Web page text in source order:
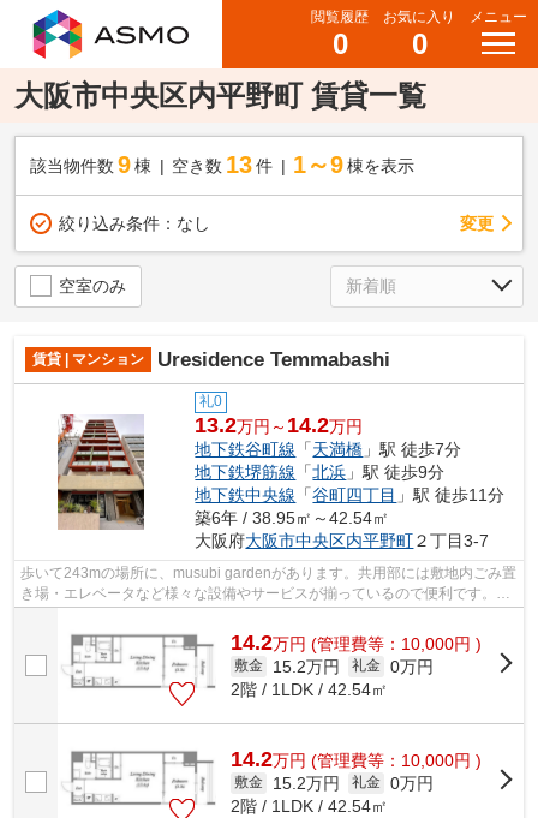
閲覧履歴
0
お気に入り
0
メニュー
大阪市中央区内平野町 賃貸一覧
該当物件数 9棟 空き数 13 件 1～9 棟を表示
絞り込み条件： なし 変更
空室のみ
賃貸 | マンション Uresidence Temmabashi
礼0
13.2万円～ 14.2万円
地下鉄谷町線 「天満橋 」駅 徒歩7分
地下鉄堺筋線 「北浜 」駅 徒歩9分
地下鉄中央線 「谷町四丁目 」駅 徒歩11分
築6年 / 38.95㎡～42.54㎡
大阪府大阪市中央区内平野町２丁目3-7
歩いて243mの場所に、musubi gardenがあります。共用部には敷地内ごみ置
き場・エレベータなど様々な設備やサービスが揃っているので便利です。こ
14.2万円 (管理費等：10,000円 )
敷金 15.2万円 礼金 0万円
2階 / 1LDK / 42.54㎡
14.2万円 (管理費等：10,000円 )
敷金 15.2万円 礼金 0万円
2階 / 1LDK / 42.54㎡